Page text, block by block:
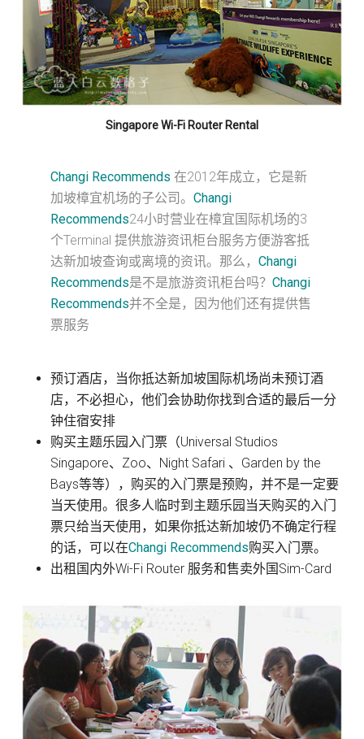
Singapore Wi-Fi Router Rental
Changi Recommends 在2012年成立，它是新
加坡樟宜机场的子公司。Changi
Recommends24小时营业在樟宜国际机场的3
个Terminal 提供旅游资讯柜台服务方便游客抵
达新加坡查询或离境的资讯。那么，Changi
Recommends是不是旅游资讯柜台吗？Changi
Recommends并不全是，因为他们还有提供售
票服务
预订酒店，当你抵达新加坡国际机场尚未预订酒
店，不必担心，他们会协助你找到合适的最后一分
钟住宿安排
购买主题乐园入门票（Universal Studios
Singapore、Zoo、Night Safari 、Garden by the
Bays等等），购买的入门票是预购，并不是一定要
当天使用。很多人临时到主题乐园当天购买的入门
票只给当天使用，如果你抵达新加坡仍不确定行程
的话，可以在Changi Recommends购买入门票。
出租国内外Wi-Fi Router 服务和售卖外国Sim-Card